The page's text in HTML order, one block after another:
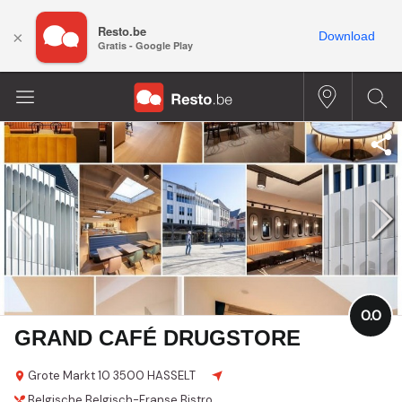
GRAND CAFÉ DRUGSTORE
Grote Markt 10 3500 HASSELT
0.0
× Resto.be
Gratis - Google Play
Download